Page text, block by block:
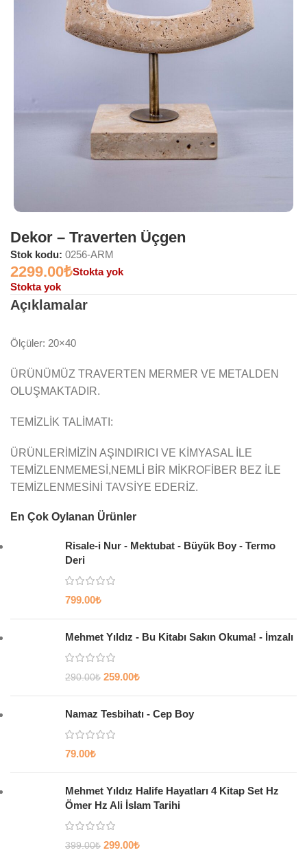
Dekor – Traverten Üçgen
Stok kodu: 0256-ARM
2299.00₺Stokta yok
Stokta yok
Açıklamalar
Ölçüler: 20×40
ÜRÜNÜMÜZ TRAVERTEN MERMER VE METALDEN
OLUŞMAKTADIR.
TEMİZLİK TALİMATI:
ÜRÜNLERİMİZİN AŞINDIRICI VE KİMYASAL İLE
TEMİZLENMEMESİ,NEMLİ BİR MİKROFİBER BEZ İLE
TEMİZLENMESİNİ TAVSİYE EDERİZ.
En Çok Oylanan Ürünler
Risale-i Nur - Mektubat - Büyük Boy - Termo
Deri
799.00₺
Mehmet Yıldız - Bu Kitabı Sakın Okuma! - İmzalı
290.00₺ 259.00₺
Namaz Tesbihatı - Cep Boy
79.00₺
Mehmet Yıldız Halife Hayatları 4 Kitap Set Hz
Ömer Hz Ali İslam Tarihi
399.00₺ 299.00₺